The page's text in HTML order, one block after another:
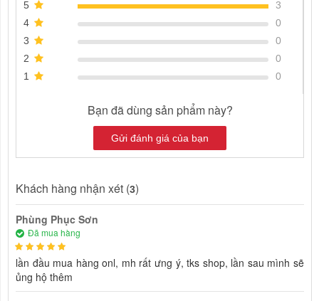
5
3
4
0
3
0
2
0
1
0
Bạn đã dùng sản phẩm này?
Gửi đánh giá của bạn
Khách hàng nhận xét (3)
Phùng Phục Sơn
Đã mua hàng
lần đầu mua hàng onl, mh rất ưng ý, tks shop, lần sau mình sẽ
ủng hộ thêm